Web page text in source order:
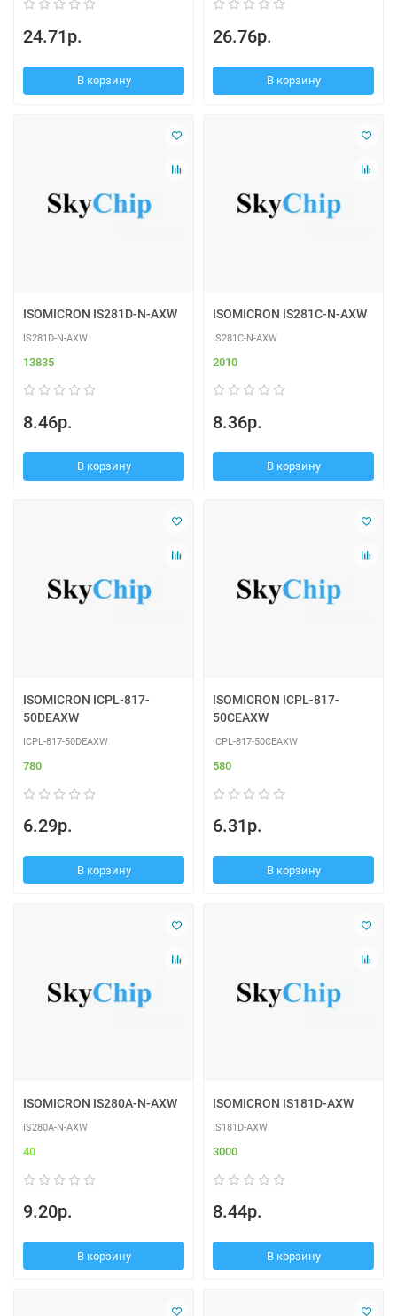
24.71р.
В корзину
26.76р.
В корзину
ISOMICRON IS281D-N-AXW
IS281D-N-AXW
13835
8.46р.
В корзину
ISOMICRON IS281C-N-AXW
IS281C-N-AXW
2010
8.36р.
В корзину
ISOMICRON ICPL-817-
50DEAXW
ICPL-817-50DEAXW
780
6.29р.
В корзину
ISOMICRON ICPL-817-
50CEAXW
ICPL-817-50CEAXW
580
6.31р.
В корзину
ISOMICRON IS280A-N-AXW
IS280A-N-AXW
40
9.20р.
В корзину
ISOMICRON IS181D-AXW
IS181D-AXW
3000
8.44р.
В корзину